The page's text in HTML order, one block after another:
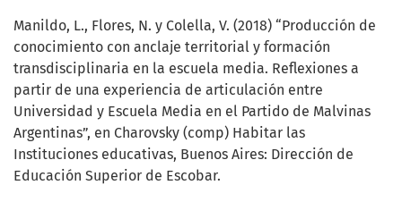
Manildo, L., Flores, N. y Colella, V. (2018) “Producción de
conocimiento con anclaje territorial y formación
transdisciplinaria en la escuela media. Reflexiones a
partir de una experiencia de articulación entre
Universidad y Escuela Media en el Partido de Malvinas
Argentinas”, en Charovsky (comp) Habitar las
Instituciones educativas, Buenos Aires: Dirección de
Educación Superior de Escobar.